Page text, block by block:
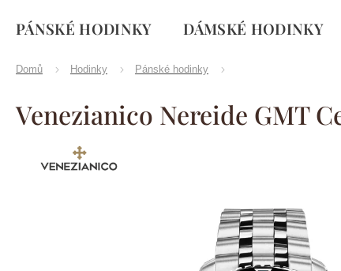
PÁNSKÉ HODINKY DÁMSKÉ HODINKY
Domů Hodinky Pánské hodinky
Venezianico Nereide GMT
Značka:Venezianico